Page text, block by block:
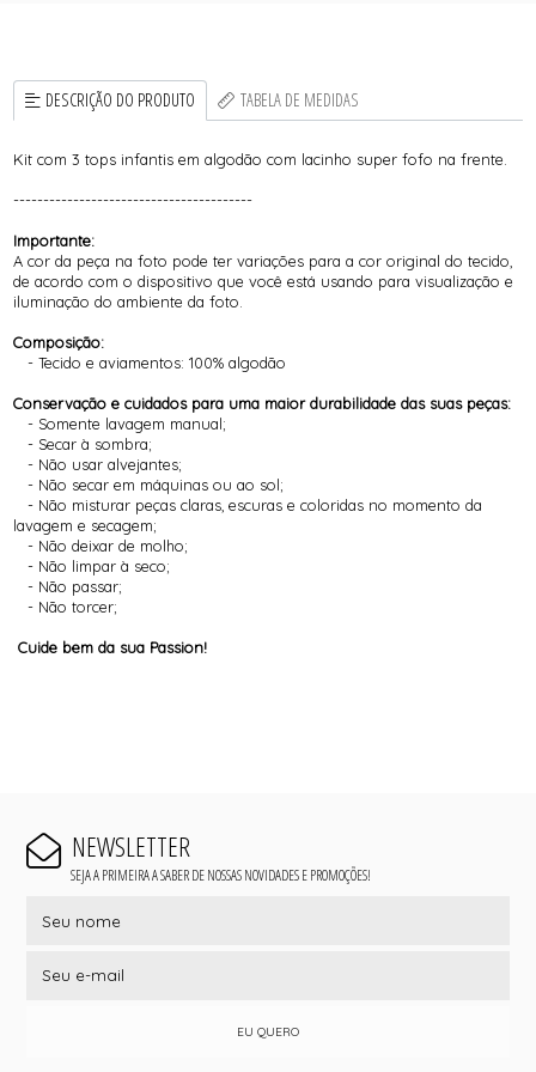
DESCRIÇÃO DO PRODUTO TABELA DE MEDIDAS
Kit com 3 tops infantis em algodão com lacinho super fofo na frente.
----------------------------------------
Importante:
A cor da peça na foto pode ter variações para a cor original do tecido,
de acordo com o dispositivo que você está usando para visualização e
iluminação do ambiente da foto.
Composição:
- Tecido e aviamentos: 100% algodão
Conservação e cuidados para uma maior durabilidade das suas peças:
- Somente lavagem manual;
- Secar à sombra;
- Não usar alvejantes;
- Não secar em máquinas ou ao sol;
- Não misturar peças claras, escuras e coloridas no momento da
lavagem e secagem;
- Não deixar de molho;
- Não limpar à seco;
- Não passar;
- Não torcer;
Cuide bem da sua Passion!
NEWSLETTER
SEJA A PRIMEIRA A SABER DE NOSSAS NOVIDADES E PROMOÇÕES!
EU QUERO